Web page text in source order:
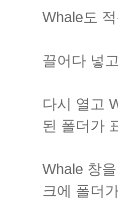
Whale도
끌어다 넣
다시 열고
된 폴더가
Whale 창
크에 폴더